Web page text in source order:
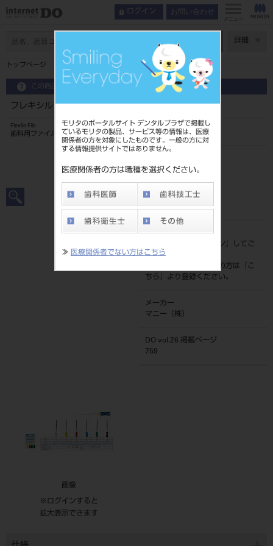
モリタのポータルサイト デンタルプラザで掲載し
ているモリタの製品、サービス等の情報は、医療
関係者の方を対象にしたものです。一般の方に対
する情報提供サイトではありません。
医療関係者の方は職種を選択ください。
≫ 医療関係者でない方はこちら
ログイン お問い合わせ
メニュー
詳細
トップページ フレキシルファイル 21mm 6入 ＃35
この商品に関するお問い合わせ
フレキシルファイル 21mm 6入 ＃35
Flexile File
歯科用ファイル
20239042235
JAN/EANコード
標準価格
ログイン
』してご
覧ください。
ネット会員登録がまだの方は『
こ
ちら
』より登録ください。
メーカー
マニー（株）
DO vol.26 掲載ページ
759
画像
※ログインすると
拡大表示できます